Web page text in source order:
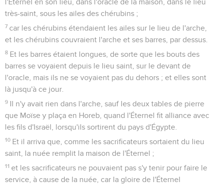
l'Éternel en son lieu, dans l'oracle de la maison, dans le lieu
très-saint, sous les ailes des chérubins ;
7 car les chérubins étendaient les ailes sur le lieu de l'arche,
et les chérubins couvraient l'arche et ses barres, par dessus.
8 Et les barres étaient longues, de sorte que les bouts des
barres se voyaient depuis le lieu saint, sur le devant de
l'oracle, mais ils ne se voyaient pas du dehors ; et elles sont
là jusqu'à ce jour.
9 Il n'y avait rien dans l'arche, sauf les deux tables de pierre
que Moïse y plaça en Horeb, quand l'Éternel fit alliance avec
les fils d'Israël, lorsqu'ils sortirent du pays d'Égypte.
10 Et il arriva que, comme les sacrificateurs sortaient du lieu
saint, la nuée remplit la maison de l'Éternel ;
11 et les sacrificateurs ne pouvaient pas s'y tenir pour faire le
service, à cause de la nuée, car la gloire de l'Éternel